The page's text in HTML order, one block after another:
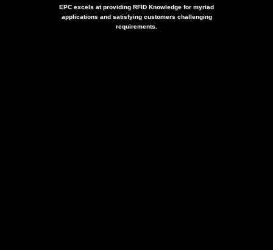
EPC excels at providing RFID Knowledge for myriad
applications and satisfying customers challenging
requirements.